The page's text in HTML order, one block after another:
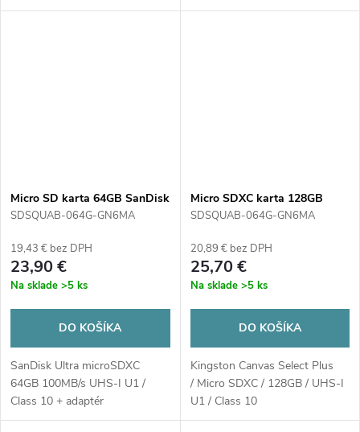
Micro SD karta 64GB SanDisk
Ultra
SDSQUAB-064G-GN6MA
19,43 € bez DPH
23,90 €
Na sklade >5 ks
DO KOŠÍKA
SanDisk Ultra microSDXC
64GB 100MB/s UHS-I U1 /
Class 10 + adaptér
Micro SDXC karta 128GB
Kingston Canvas Select Plus
SDSQUAB-064G-GN6MA
20,89 € bez DPH
25,70 €
Na sklade >5 ks
DO KOŠÍKA
Kingston Canvas Select Plus
/ Micro SDXC / 128GB / UHS-I
U1 / Class 10